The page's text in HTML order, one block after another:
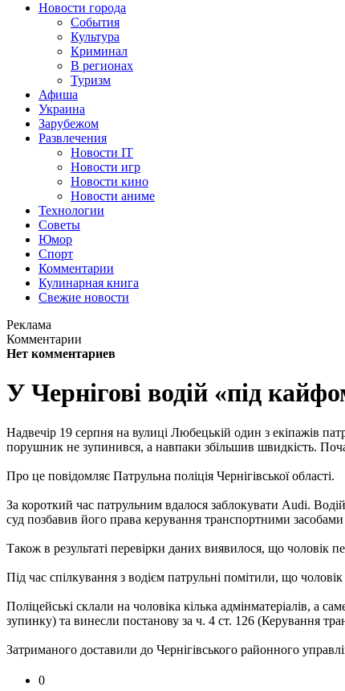
Новости города
События
Культура
Криминал
В регионах
Туризм
Афиша
Украина
Зарубежом
Развлечения
Новости IT
Новости игр
Новости кино
Новости аниме
Технологии
Советы
Юмор
Спорт
Комментарии
Кулинарная книга
Свежие новости
Реклама
Комментарии
Нет комментариев
У Чернігові водій «під
Надвечір 19 серпня на вулиці Любецькій один з екіпажів
порушник не зупинився, а навпаки збільшив швидкість.
Про це повідомляє Патрульна поліція Чернігівської області.
За короткий час патрульним вдалося заблокувати Audi.
суд позбавив його права керування транспортними засобами
Також в результаті перевірки даних виявилося, що чоловік
Під час спілкування з водієм патрульні помітили, що
Поліцейські склали на чоловіка кілька адмінматеріалів, а
зупинку) та винесли постанову за ч. 4 ст. 126 (Керування
Затриманого доставили до Чернігівського районного
0